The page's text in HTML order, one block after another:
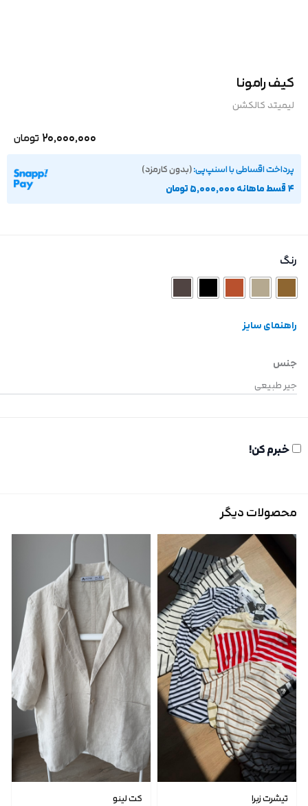
کیف رامونا
لیمیتد کالکشن
20,000,000تومان
پرداخت اقساطی با اسنپ‌پی:(بدون کارمزد)
۴ قسط ماهانه 5,000,000 تومان
رنگ
راهنمای سایز
جنس
جیر طبیعی
خبرم کن!
محصولات دیگر
تیشرت زبرا کت لینو